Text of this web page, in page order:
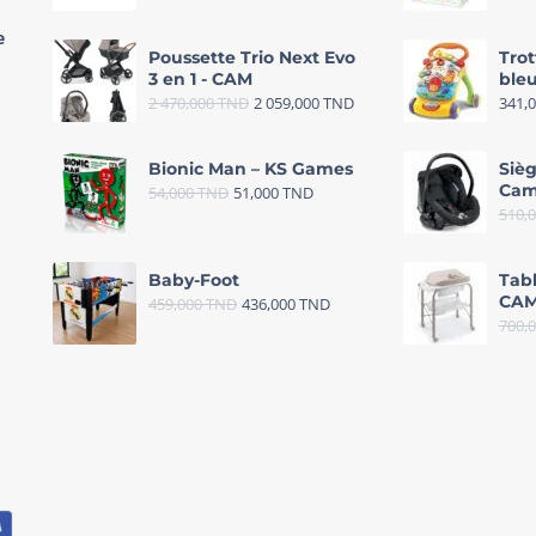
Poussette Trio Next Evo
3 en 1 - CAM
2 470,000TND 2 059,000TND
Bionic Man – KS Games
54,000TND 51,000TND
Baby-Foot
459,000TND 436,000TND